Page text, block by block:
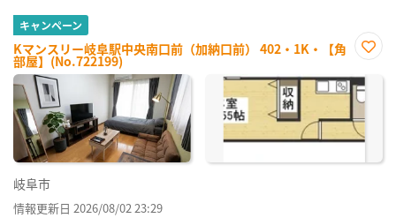
キャンペーン
Kマンスリー岐阜駅中央南口前（加納口前） 402・1K・【角
部屋】(No.722199)
に入
り登
録
岐阜市
情報更新日 2026/08/02 23:29